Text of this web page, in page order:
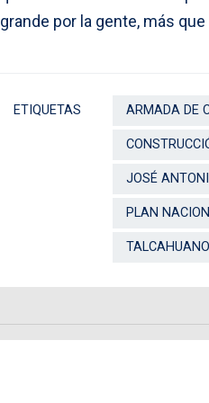
grande por la gente, más
ETIQUETAS ARMADA DE
JOSÉ
PLAN
TALCAHUANO